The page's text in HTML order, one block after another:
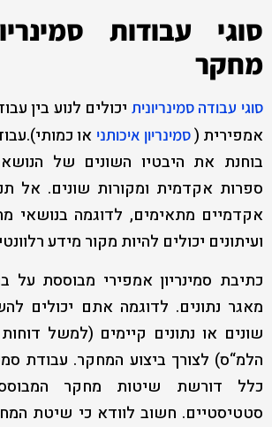
סוגי עבודות
מחקר
סוגי עבודה סמינריונית יכולים לנוע בין
אמפירית (סמינריון איכותני או
בוחנת את היבטיו השונים של
ספרות אקדמית ומקורות שונים. אל
אקדמיים מתאימים, לדוגמה בנושאי
ועיתונים יכולים להיות מקור מידע
כתיבת סמינריון אמפירי מבוססת על
מאגר נתונים. לדוגמה אתם יכולים
שונים או נתונים קיימים (למשל
הלמ“ס) לצורך ביצוע המחקר. עבודת
כלל דורשת שיטות מחקר
סטטיסטיים. חשוב לוודא כי שיטת